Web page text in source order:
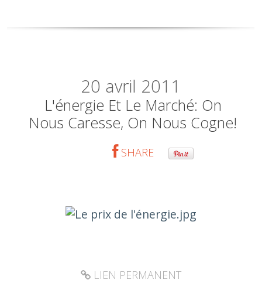
20 avril 2011
L'énergie Et Le Marché: On
Nous Caresse, On Nous Cogne!
SHARE
LIEN PERMANENT